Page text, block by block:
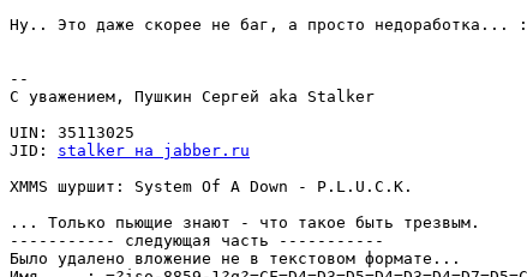
Ну.. Это даже скорее не баг, а просто недоработка...
--
С уважением, Пушкин Сергей aka Stalker
UIN: 35113025
JID: stalker на jabber.ru
XMMS шуршит: System Of A Down - P.L.U.C.K.
... Только пьющие знают - что такое быть трезвым.
----------- следующая часть -----------
Было удалено вложение не в текстовом формате...